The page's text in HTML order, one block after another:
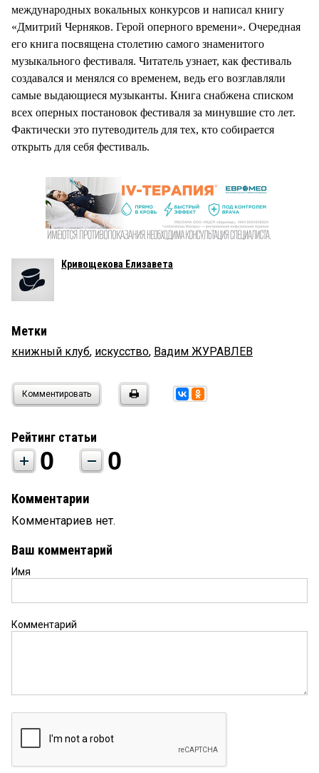
международных вокальных конкурсов и написал книгу
«Дмитрий Черняков. Герой оперного времени». Очередная
его книга посвящена столетию самого знаменитого
музыкального фестиваля. Читатель узнает, как фестиваль
создавался и менялся со временем, ведь его возглавляли
самые выдающиеся музыканты. Книга снабжена списком
всех оперных постановок фестиваля за минувшие сто лет.
Фактически это путеводитель для тех, кто собирается
открыть для себя фестиваль.
Кривощекова Елизавета
Метки
книжный клуб, искусство, Вадим ЖУРАВЛЕВ
Комментировать
Рейтинг статьи
0 0
Комментарии
Комментариев нет.
Ваш комментарий
Имя
Комментарий